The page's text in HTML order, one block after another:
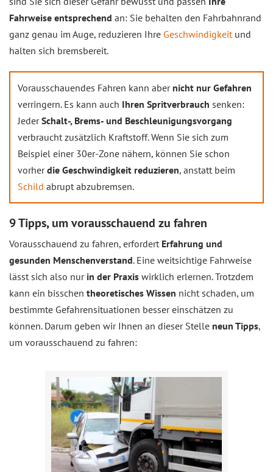
Fahrweise entsprechend an: Sie behalten den Fahrbahnrand
ganz genau im Auge, reduzieren Ihre Geschwindigkeitund
halten sich bremsbereit.
Vorausschauendes Fahren kann abernicht nur Gefahren
verringern. Es kann auch Ihren Spritverbrauch senken:
JederSchalt-, Brems- und Beschleunigungsvorgang
verbraucht zusätzlich Kraftstoff. Wenn Sie sich zum
Beispiel einer 30er-Zone nähern, können Sie schon
vorherdie Geschwindigkeit reduzieren, anstatt beim
Schild abrupt abzubremsen.
9 Tipps, um vorausschauend zu fahren
Vorausschauend zu fahren, erfordert Erfahrung und
gesunden Menschenverstand. Eine weitsichtige Fahrweise
lässt sich also nur in der Praxis wirklich erlernen. Trotzdem
kann ein bisschen theoretisches Wissen nicht schaden, um
bestimmte Gefahrensituationen besser einschätzen zu
können. Darum geben wir Ihnen an dieser Stelle neun Tipps,
um vorausschauend zu fahren: